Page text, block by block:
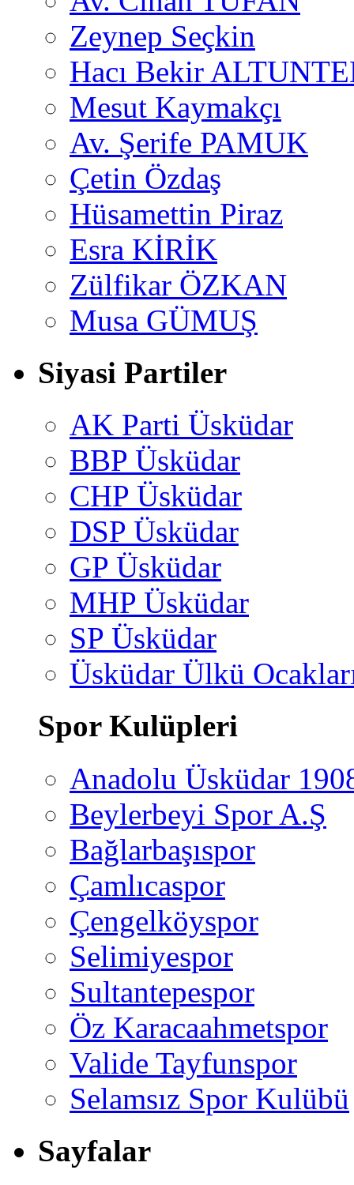
Zeynep Seçkin
Hacı Bekir
Mesut Kaymakçı
Av. Şerife PAMUK
Çetin Özdaş
Hüsamettin Piraz
Esra KİRİK
Zülfikar ÖZKAN
Musa GÜMUŞ
Siyasi Partiler
AK Parti Üsküdar
BBP Üsküdar
CHP Üsküdar
DSP Üsküdar
GP Üsküdar
MHP Üsküdar
SP Üsküdar
Üsküdar Ülkü
Spor Kulüpleri
Anadolu Üsküdar
Beylerbeyi Spor A.Ş
Bağlarbaşıspor
Çamlıcaspor
Çengelköyspor
Selimiyespor
Sultantepespor
Öz Karacaahmetspor
Valide Tayfunspor
Selamsız Spor Kulübü
Sayfalar